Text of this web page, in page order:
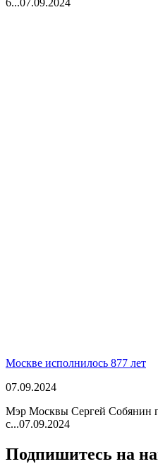
6...07.09.2024
Москве исполнилось 877 лет
07.09.2024
Мэр Москвы Сергей Собянин
с...07.09.2024
Подпишитесь на